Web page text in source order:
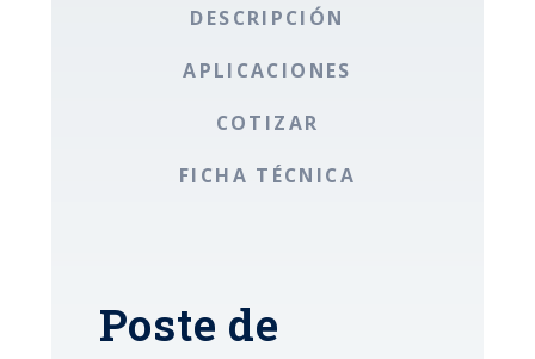
DESCRIPCIÓN
APLICACIONES
COTIZAR
FICHA TÉCNICA
Poste de